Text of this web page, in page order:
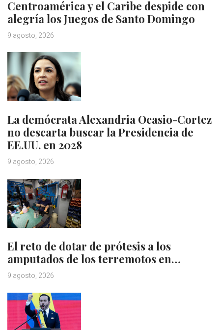
Centroamérica y el Caribe despide con
alegría los Juegos de Santo Domingo
9 agosto, 2026
La demócrata Alexandria Ocasio-Cortez
no descarta buscar la Presidencia de
EE.UU. en 2028
9 agosto, 2026
El reto de dotar de prótesis a los
amputados de los terremotos en…
9 agosto, 2026